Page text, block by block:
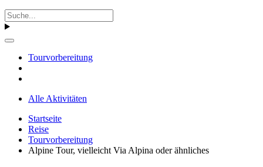
Tourvorbereitung
Alle Aktivitäten
Startseite
Reise
Tourvorbereitung
Alpine Tour, vielleicht Via Alpina oder ähnliches